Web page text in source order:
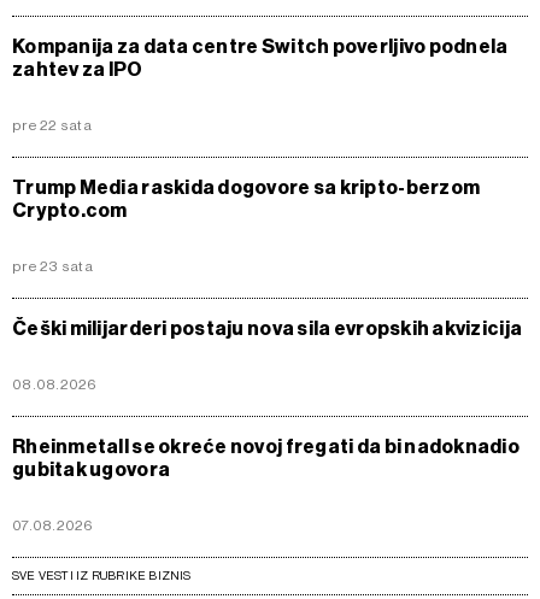
Kompanija za data centre Switch poverljivo podnela
zahtev za IPO
pre 22 sata
Trump Media raskida dogovore sa kripto-berzom
Crypto.com
pre 23 sata
Češki milijarderi postaju nova sila evropskih akvizicija
08.08.2026
Rheinmetall se okreće novoj fregati da bi nadoknadio
gubitak ugovora
07.08.2026
SVE VESTI IZ RUBRIKE BIZNIS